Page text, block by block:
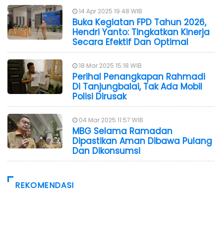
14 Apr 2025 19:48 WIB
Buka Kegiatan FPD Tahun 2026,
Hendri Yanto: Tingkatkan Kinerja
Secara Efektif Dan Optimal
18 Mar 2025 15:18 WIB
Perihal Penangkapan Rahmadi
Di Tanjungbalai, Tak Ada Mobil
Polisi Dirusak
04 Mar 2025 11:57 WIB
MBG Selama Ramadan
Dipastikan Aman Dibawa Pulang
Dan Dikonsumsi
REKOMENDASI